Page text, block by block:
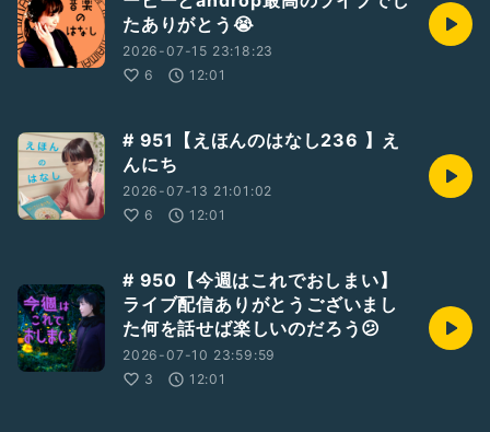
たありがとう😭
2026-07-15 23:18:23
6
12:01
# 951【えほんのはなし236 】え
んにち
2026-07-13 21:01:02
6
12:01
# 950【今週はこれでおしまい】
ライブ配信ありがとうございまし
た何を話せば楽しいのだろう😕
2026-07-10 23:59:59
3
12:01